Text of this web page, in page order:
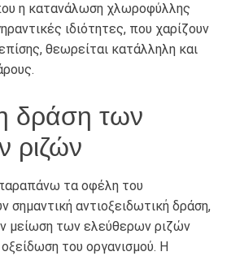
η κατανάλωση χλωροφύλλης
ιδιότητες, που χαρίζουν
θεωρείται κατάλληλη και
δράση των
ριζών
τα οφέλη του
σημαντική αντιοξειδωτική δράση,
μείωση των ελεύθερων ριζών
του οργανισμού. Η